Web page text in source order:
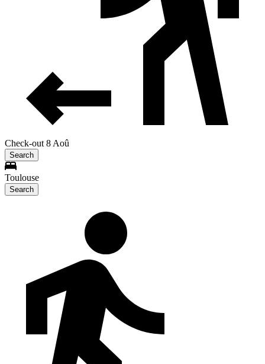
Check-out 8 Aoû
Search
Toulouse
Search